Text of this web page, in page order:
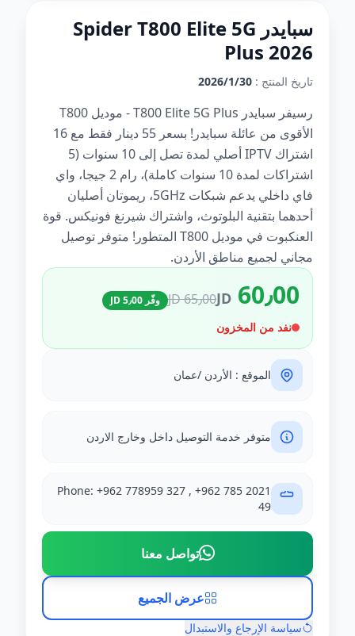
سبايدر Spider T800 Elite 5G
Plus 2026
تاريخ المنتج : 30‏‏/1‏‏/2026
رسيفر سبايدر T800 Elite 5G Plus - موديل T800
الأقوى من عائلة سبايدر! بسعر 55 دينار فقط مع 16
اشتراك IPTV أصلي لمدة تصل إلى 10 سنوات (5
اشتراكات لمدة 10 سنوات كاملة)، رام 2 جيجا، واي
فاي داخلي يدعم شبكات 5GHz، ريموتان أصليان
أحدهما بتقنية البلوتوث، واشتراك شيرنغ فونيكس. قوة
العنكبوت في موديل T800 المتطور! متوفر توصيل
مجاني لجميع مناطق الأردن.
60٫00 JD65٫00 JD وفّر 5٫00 JD
نفد من المخزون
الموقع : الأردن /عمان
متوفر خدمة التوصيل داخل وخارج الاردن
Phone: +962 778959 327 , +962 785 2021
49
تواصل معنا
عرض الجميع
سياسة الإرجاع والاستبدال